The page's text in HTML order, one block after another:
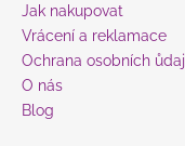
Jak nakupovat
Vrácení a reklamace
Ochrana osobních
O nás
Blog